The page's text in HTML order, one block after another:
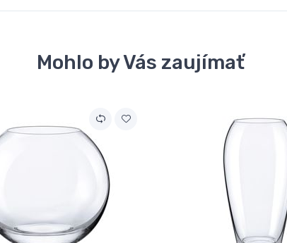
Mohlo by Vás zaujímať